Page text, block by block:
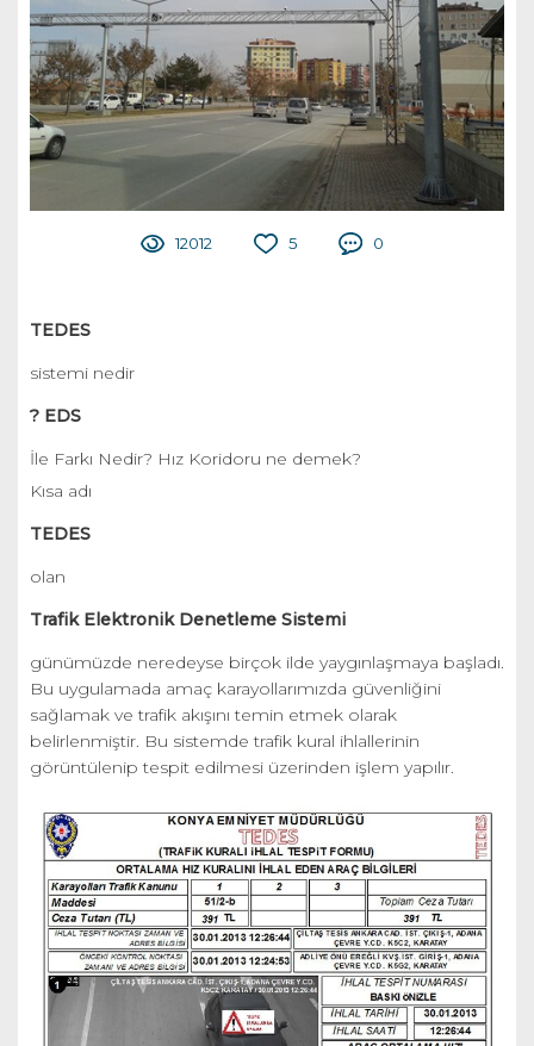
12012 5 0
TEDES
sistemi nedir
? EDS
İle Farkı Nedir? Hız Koridoru ne demek?
Kısa adı
TEDES
olan
Trafik Elektronik Denetleme Sistemi
günümüzde neredeyse birçok ilde yaygınlaşmaya başladı.
Bu uygulamada amaç karayollarımızda güvenliğini
sağlamak ve trafik akışını temin etmek olarak
belirlenmiştir. Bu sistemde trafik kural ihlallerinin
görüntülenip tespit edilmesi üzerinden işlem yapılır.